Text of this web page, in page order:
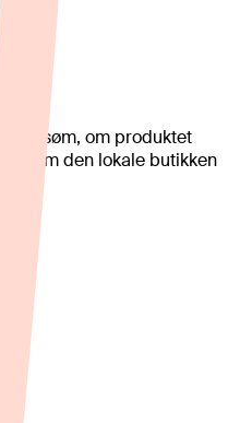
om produktet
om den lokale butikken